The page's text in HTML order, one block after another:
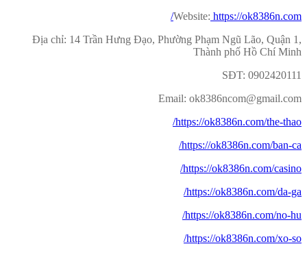
Website: https://ok8386n.com/
Địa chỉ: 14 Trần Hưng Đạo, Phường Phạm Ngũ Lão, Quận 1,
Thành phố Hồ Chí Minh
SĐT: 0902420111
Email: ok8386ncom@gmail.com
https://ok8386n.com/the-thao/
https://ok8386n.com/ban-ca/
https://ok8386n.com/casino/
https://ok8386n.com/da-ga/
https://ok8386n.com/no-hu/
https://ok8386n.com/xo-so/